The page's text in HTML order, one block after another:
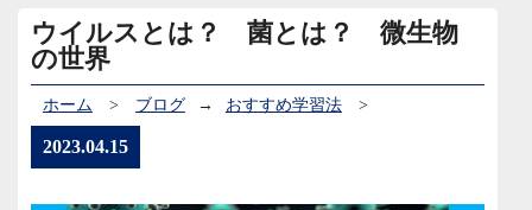
ウイルスとは？ 菌とは？ 微生物
の世界
ホーム > ブログ → おすすめ学習法 >
2023.04.15